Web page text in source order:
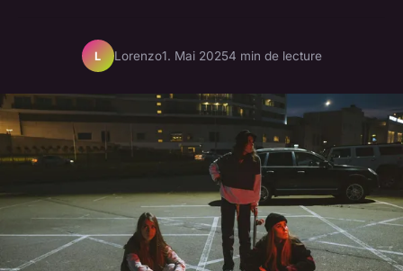
L Lorenzo1. Mai 20254 min de lecture